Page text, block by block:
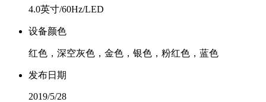
4.0英寸/60Hz/LED
设备颜色
红色，深空灰色，金色，银色，粉红色，蓝色
发布日期
2019/5/28